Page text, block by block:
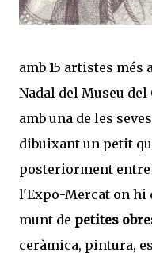
amb 15 artistes més
Nadal del Museu
amb una de les
dibuixant un petit
posteriorment
l'Expo-Mercat on hi
munt de petites
ceràmica, pintura,